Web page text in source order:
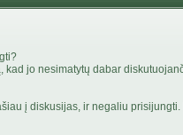
jo nesimatytų dabar
į diskusijas, ir negaliu prisijungti.